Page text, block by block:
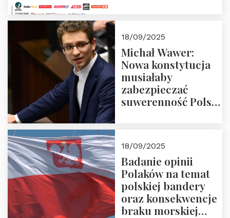
18/09/2025
Michał Wawer:
Nowa konstytucja
musiałaby
zabezpieczać
suwerenność Polski
18/09/2025
Badanie opinii
Polaków na temat
polskiej bandery
oraz konsekwencje
braku morskiej